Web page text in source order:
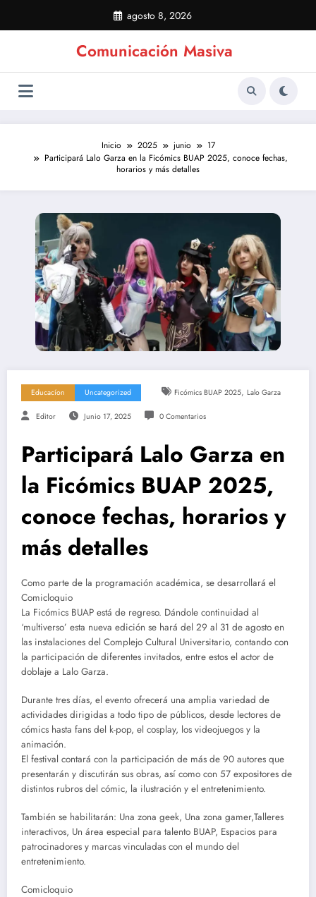
contenido
agosto 8, 2026
Comunicación Masiva
Inicio 2025 junio
17
Participará Lalo Garza en la Ficómics BUAP 2025, conoce fechas,
horarios y más detalles
Educacíon Uncategorized Ficómics BUAP 2025, Lalo Garza
Editor Junio 17, 2025 0 Comentarios
Participará Lalo Garza en
la Ficómics BUAP 2025,
conoce fechas, horarios y
más detalles
Como parte de la programación académica, se desarrollará el
Comicloquio
La Ficómics BUAP está de regreso. Dándole continuidad al
‘multiverso’ esta nueva edición se hará del 29 al 31 de agosto en
las instalaciones del Complejo Cultural Universitario, contando con
la participación de diferentes invitados, entre estos el actor de
doblaje a Lalo Garza.
Durante tres días, el evento ofrecerá una amplia variedad de
actividades dirigidas a todo tipo de públicos, desde lectores de
cómics hasta fans del k-pop, el cosplay, los videojuegos y la
animación.
El festival contará con la participación de más de 90 autores que
presentarán y discutirán sus obras, así como con 57 expositores de
distintos rubros del cómic, la ilustración y el entretenimiento.
También se habilitarán: Una zona geek, Una zona gamer,Talleres
interactivos, Un área especial para talento BUAP, Espacios para
patrocinadores y marcas vinculadas con el mundo del
entretenimiento.
Comicloquio